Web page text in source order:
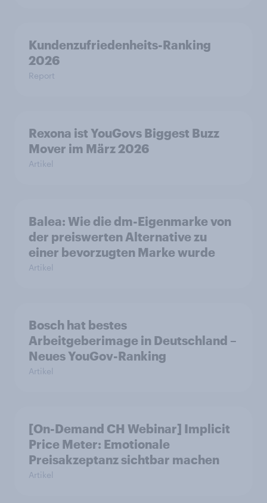
Kundenzufriedenheits-Ranking
2026
Report
Rexona ist YouGovs Biggest Buzz
Mover im März 2026
Artikel
Balea: Wie die dm-Eigenmarke von
der preiswerten Alternative zu
einer bevorzugten Marke wurde
Artikel
Bosch hat bestes
Arbeitgeberimage in Deutschland –
Neues YouGov-Ranking
Artikel
[On-Demand CH Webinar] Implicit
Price Meter: Emotionale
Preisakzeptanz sichtbar machen
Artikel